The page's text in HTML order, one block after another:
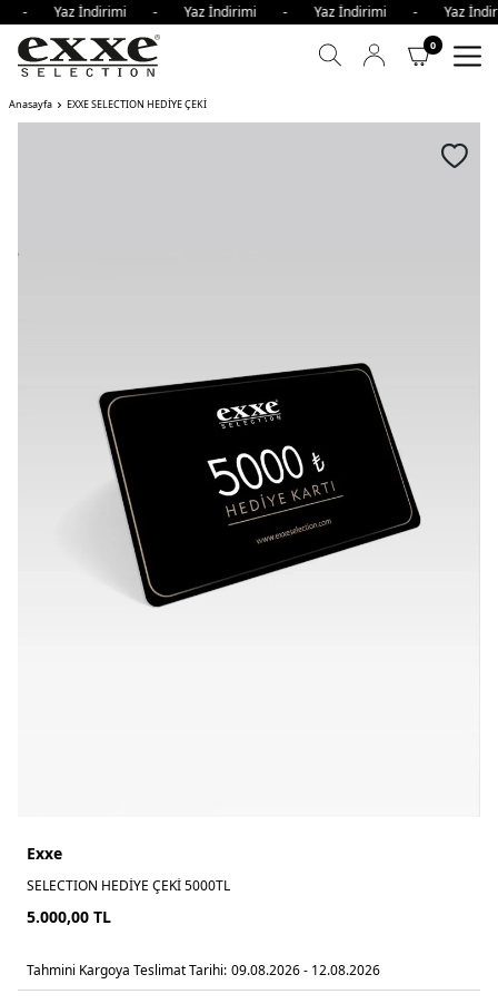
- Yaz İndirimi - Yaz İndirimi - Yaz İndirimi -
0
Anasayfa EXXE SELECTION HEDİYE ÇEKİ
Exxe
SELECTION HEDİYE ÇEKİ 5000TL
5.000,00 TL
Tahmini Kargoya Teslimat Tarihi: 09.08.2026 - 12.08.2026